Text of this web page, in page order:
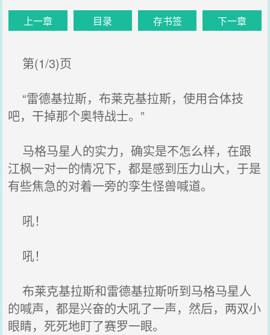
上一章 目录 存书签 下一章
第(1/3)页
“雷德基拉斯，布莱克基拉斯，使用合体技
吧，干掉那个奥特战士。”
马格马星人的实力，确实是不怎么样，在跟
江枫一对一的情况下，都是感到压力山大，于是
有些焦急的对着一旁的孪生怪兽喊道。
吼！
吼！
布莱克基拉斯和雷德基拉斯听到马格马星人
的喊声，都是兴奋的大吼了一声，然后，两双小
眼睛，死死地盯了赛罗一眼。